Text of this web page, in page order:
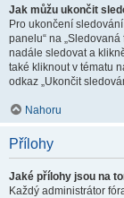
Jak můžu ukončit
Pro ukončení
panelu“ na
nadále sledovat a
také kliknout v tématu
odkaz „Ukončit
Nahoru
Přílohy
Jaké přílohy jsou na
Každý administrátor